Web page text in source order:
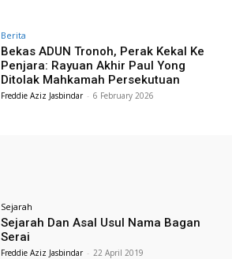
Berita
Bekas ADUN Tronoh, Perak Kekal Ke
Penjara: Rayuan Akhir Paul Yong
Ditolak Mahkamah Persekutuan
Freddie Aziz Jasbindar - 6 February 2026
Sejarah
Sejarah Dan Asal Usul Nama Bagan
Serai
Freddie Aziz Jasbindar - 22 April 2019